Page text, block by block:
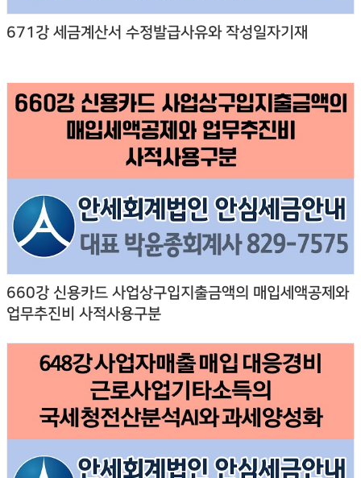
671강 세금계산서 수정발급사유와 작성일자기재
660강 신용카드 사업상구입지출금액의 매입세액공제와
업무추진비 사적사용구분